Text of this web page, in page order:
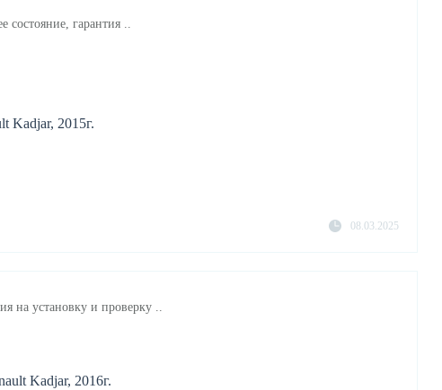
Kadjar, 2015г.
состояние, гарантия ..
08.03.2025
Kadjar, 2016г.
на установку и проверку ..